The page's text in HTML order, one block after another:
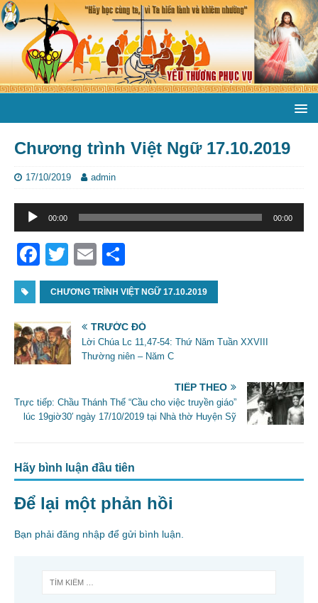
Chương trình Việt Ngữ 17.10.2019
17/10/2019 admin
Trình
phát
âm
thanh
00:00 00:00
F
a
c
e
b
o
k
T
w
itt
er
E
m
ai
l
h
ar
e
CHƯƠNG TRÌNH VIỆT NGỮ 17.10.2019
TRƯỚC ĐÓ
Lời Chúa Lc 11,47-54: Thứ Năm Tuần XXVIII
Thường niên – Năm C
TIẾP THEO
Trực tiếp: Chầu Thánh Thể “Cầu cho việc truyền giáo”
lúc 19giờ30′ ngày 17/10/2019 tại Nhà thờ Huyện Sỹ
Hãy bình luận đầu tiên
Để lại một phản hồi
Bạn phải đăng nhập để gửi bình luận.